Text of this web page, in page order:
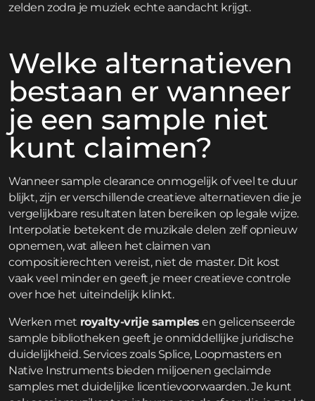
zelden zodra je muziek echte aandacht krijgt.
Welke alternatieven
bestaan er wanneer
je een sample niet
kunt claimen?
Wanneer sample clearance onmogelijk of veel te duur
blijkt, zijn er verschillende creatieve alternatieven die je
vergelijkbare resultaten laten bereiken op legale wijze.
Interpolatie betekent de muzikale delen zelf opnieuw
opnemen, wat alleen het claimen van
compositierechten vereist, niet de master. Dit kost
vaak veel minder en geeft je meer creatieve controle
over hoe het uiteindelijk klinkt.
Werken met royalty-vrije samples en gelicenseerde
sample bibliotheken geeft je onmiddellijke juridische
duidelijkheid. Services zoals Splice, Loopmasters en
Native Instruments bieden miljoenen geclaimde
samples met duidelijke licentievoorwaarden. Je kunt